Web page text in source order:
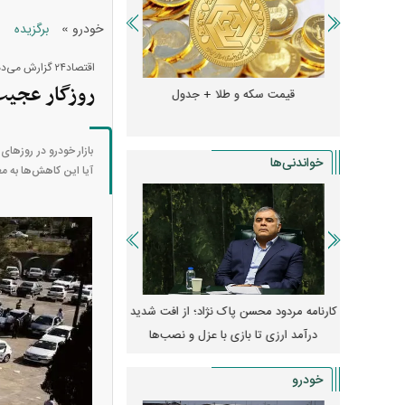
خودرو » برگزیده
اقتصاد۲۴ گزارش می‌دهد:
روزگار
بازار خودرو در
آیا این کاهش‌ها به
قیمت سکه و طلا + جدول قیمت دلار، یورو و
خواندنی‌ها
کارنامه مردود محسن پاک‌ نژاد؛ از افت شدید
درآمد ارزی تا بازی با عزل و نصب‌ها
۱۴۰۵
خودرو